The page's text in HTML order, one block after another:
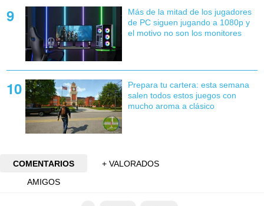
Más de la mitad de los jugadores
de PC siguen jugando a 1080p y
el motivo no son los monitores
Prepara tu cartera: esta semana
salen todos estos juegos con
mucho aroma a clásico
COMENTARIOS
+ VALORADOS
AMIGOS